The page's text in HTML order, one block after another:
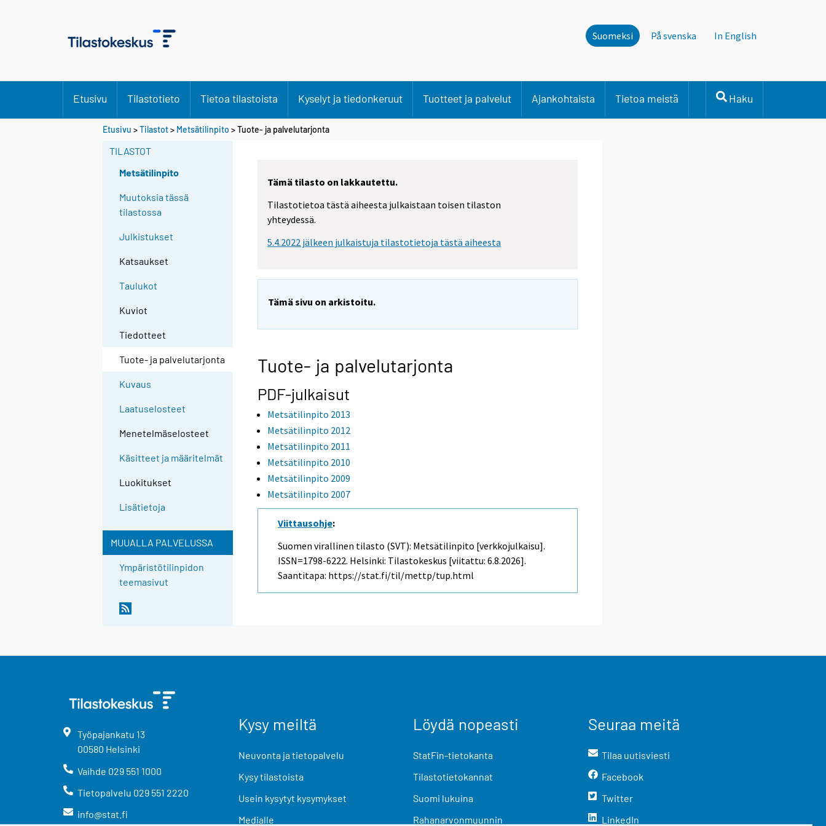
Suomeksi På svenska In English
Etusivu Tilastotieto Tietoa tilastoista Kyselyt ja tiedonkeruut Tuotteet ja palvelut Ajankohtaista Tietoa meistä Haku
Etusivu >Tilastot> Metsätilinpito > Tuote- ja palvelutarjonta
TILASTOT
Metsätilinpito
Muutoksia tässä
tilastossa
Julkistukset
Katsaukset
Taulukot
Kuviot
Tiedotteet
Tuote- ja palvelutarjonta
Kuvaus
Laatuselosteet
Menetelmäselosteet
Käsitteet ja määritelmät
Luokitukset
Lisätietoja
MUUALLA PALVELUSSA
Ympäristötilinpidon
teemasivut
Tämä tilasto on lakkautettu.
Tilastotietoa tästä aiheesta julkaistaan toisen tilaston
yhteydessä.
5.4.2022 jälkeen julkaistuja tilastotietoja tästä aiheesta
Tämä sivu on arkistoitu.
Tuote- ja palvelutarjonta
PDF-julkaisut
Metsätilinpito 2013
Metsätilinpito 2012
Metsätilinpito 2011
Metsätilinpito 2010
Metsätilinpito 2009
Metsätilinpito 2007
Viittausohje:
Suomen virallinen tilasto (SVT): Metsätilinpito [verkkojulkaisu].
ISSN=1798-6222. Helsinki: Tilastokeskus [viitattu: 6.8.2026].
Saantitapa: https://stat.fi/til/mettp/tup.html
Työpajankatu 13
00580 Helsinki
Vaihde 029 551 1000
Tietopalvelu 029 551 2220
info@stat.fi
Kysy meiltä
Neuvonta ja tietopalvelu
Kysy tilastoista
Usein kysytyt kysymykset
Medialle
Löydä nopeasti
StatFin-tietokanta
Tilastotietokannat
Suomi lukuina
Rahanarvonmuunnin
Seuraa meitä
Tilaa uutisviesti
Facebook
Twitter
LinkedIn